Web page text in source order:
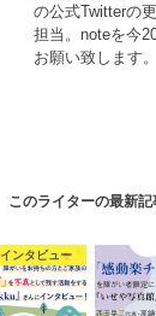
の公式Twitterの
担当。noteを今
お願い致します。
このライターの最新記
インタビュー